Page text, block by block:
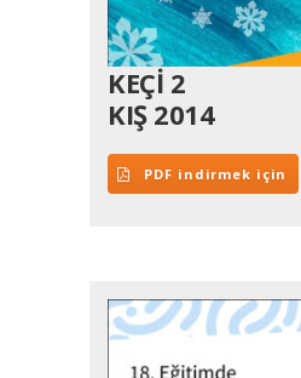
KEÇİ 2
KIŞ 2014
PDF indirmek için